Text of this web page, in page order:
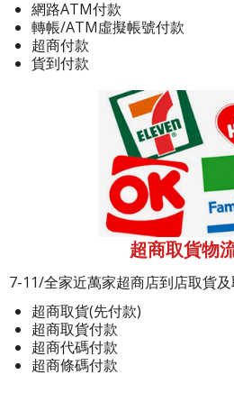
網路ATM付款
轉帳/ATM虛擬帳號付款
超商付款
貨到付款
超商取貨物
7-11/全家近萬家超商店到店取貨
超商取貨(先付款)
超商取貨付款
超商代碼付款
超商條碼付款